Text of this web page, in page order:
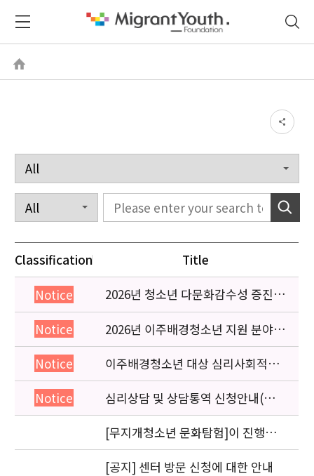
Classification Title
Notice
2026년 청소년 다문화감수성 증진
프로그램 「다가감」신청기관 안내
Notice
2026년 이주배경청소년 지원 분야
종사자 역량강화 교육 일정 안내
Notice
이주배경청소년 대상 심리사회적응
검사 연수동영상 개편 안내
Notice
심리상담 및 상담통역 신청안내(의뢰
서첨부)
[무지개청소년 문화탐험]이 진행됩
니다.
[공지] 센터 방문 신청에 대한 안내